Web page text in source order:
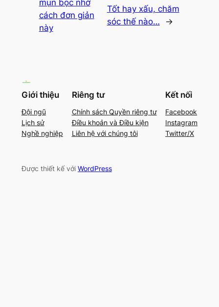
mụn bọc nhờ
cách đơn giản
này
Tốt hay xấu, chăm
sóc thế nào…
→
Giới thiệu
Đội ngũ
Lịch sử
Nghề nghiệp
Riêng tư
Chính sách Quyền riêng tư
Điều khoản và Điều kiện
Liên hệ với chúng tôi
Kết nối
Facebook
Instagram
Twitter/X
Được thiết kế với WordPress